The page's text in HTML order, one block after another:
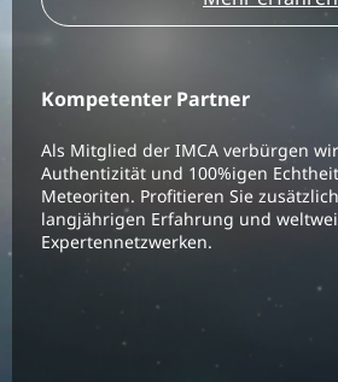
Kompetenter Partner
Als Mitglied der IMCA verbürgen
Authentizität und 100%igen
Meteoriten. Profitieren Sie
langjährigen Erfahrung und
Expertennetzwerken.